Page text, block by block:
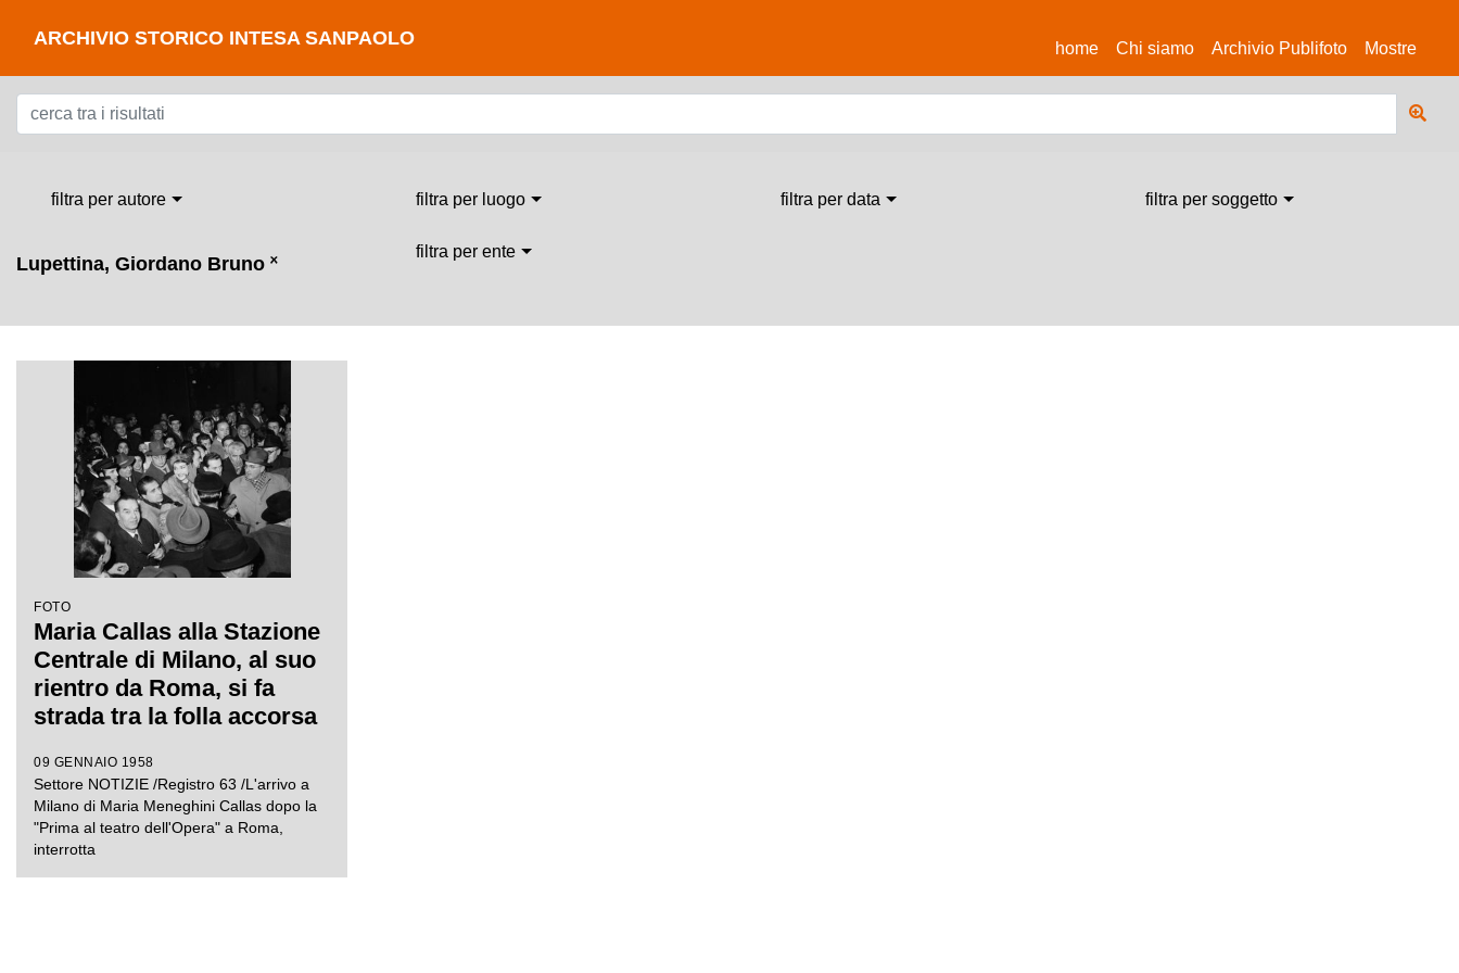
ARCHIVIO STORICO INTESA SANPAOLO home(current)
Chi siamo Archivio Publifoto Mostre
filtra per autore filtra per luogo filtra per data filtra per soggetto
Lupettina, Giordano Bruno ˟
filtra per ente
FOTO
Maria Callas alla Stazione
Centrale di Milano, al suo
rientro da Roma, si fa
strada tra la folla accorsa
09 GENNAIO 1958
Settore NOTIZIE /Registro 63 /L'arrivo a
Milano di Maria Meneghini Callas dopo la
"Prima al teatro dell'Opera" a Roma,
interrotta